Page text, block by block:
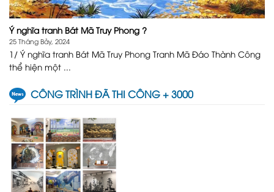
Ý nghĩa tranh Bát Mã Truy Phong ?
25 Tháng Bảy, 2024
1/ Ý nghĩa tranh Bát Mã Truy Phong Tranh Mã Đáo Thành Công
thể hiện một ...
CÔNG TRÌNH ĐÃ THI CÔNG + 3000